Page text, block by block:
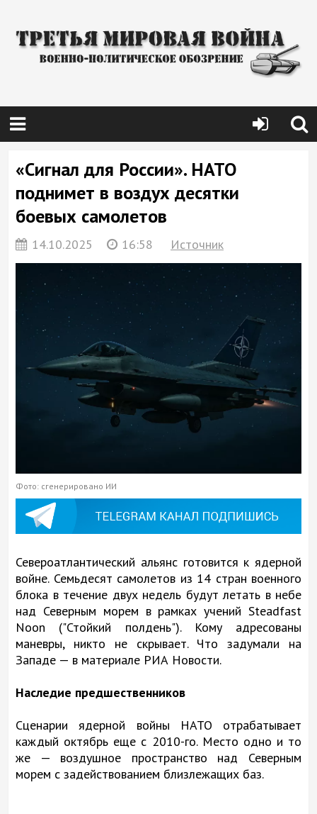
«Сигнал для России». НАТО
поднимет в воздух десятки
боевых самолетов
14.10.2025 16:58 Источник
Фото: сгенерировано ИИ
Североатлантический альянс готовится к ядерной
войне. Семьдесят самолетов из 14 стран военного
блока в течение двух недель будут летать в небе
над Северным морем в рамках учений Steadfast
Noon ("Стойкий полдень"). Кому адресованы
маневры, никто не скрывает. Что задумали на
Западе — в материале РИА Новости.
Наследие предшественников
Сценарии ядерной войны НАТО отрабатывает
каждый октябрь еще с 2010-го. Место одно и то
же — воздушное пространство над Северным
морем с задействованием близлежащих баз.